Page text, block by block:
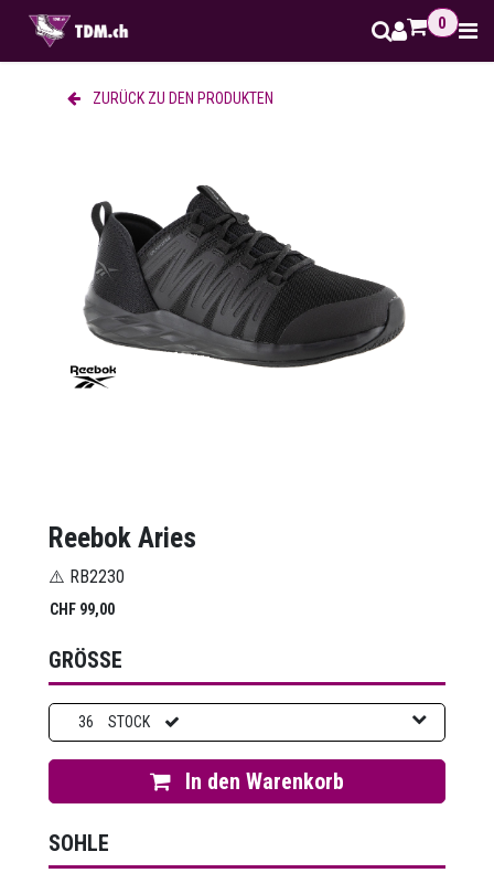
0
ZURÜCK ZU DEN PRODUKTEN
Reebok Aries
⚠️ RB2230
CHF 99,00
GRÖSSE
36 STOCK
In den Warenkorb
SOHLE